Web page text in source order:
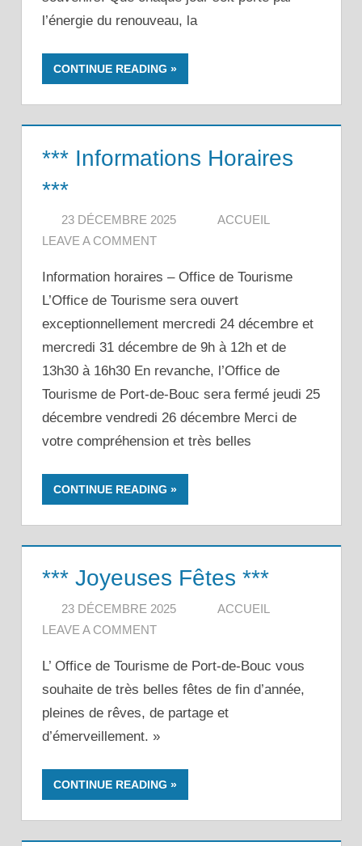
l’énergie du renouveau, la
CONTINUE READING
*** Informations Horaires
***
23 DÉCEMBRE 2025
ACCUEIL
LEAVE A COMMENT
Information horaires – Office de Tourisme
L’Office de Tourisme sera ouvert
exceptionnellement mercredi 24 décembre et
mercredi 31 décembre de 9h à 12h et de
13h30 à 16h30 En revanche, l’Office de
Tourisme de Port-de-Bouc sera fermé jeudi 25
décembre vendredi 26 décembre Merci de
votre compréhension et très belles
CONTINUE READING
*** Joyeuses Fêtes ***
23 DÉCEMBRE 2025
ACCUEIL
LEAVE A COMMENT
L’ Office de Tourisme de Port-de-Bouc vous
souhaite de très belles fêtes de fin d’année,
pleines de rêves, de partage et
d’émerveillement. »
CONTINUE READING